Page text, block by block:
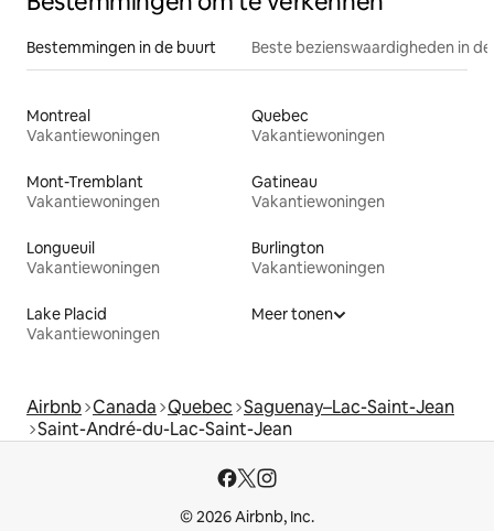
Bestemmingen in de buurt Beste bezienswaardigheden in
Montreal
Vakantiewoningen
Quebec
Vakantiewoningen
Mont-Tremblant
Vakantiewoningen
Gatineau
Vakantiewoningen
Longueuil
Vakantiewoningen
Burlington
Vakantiewoningen
Lake Placid
Vakantiewoningen
Meer tonen
Airbnb Canada Quebec Saguenay–Lac-Saint-Jean
Saint-André-du-Lac-Saint-Jean
© 2026 Airbnb, Inc.